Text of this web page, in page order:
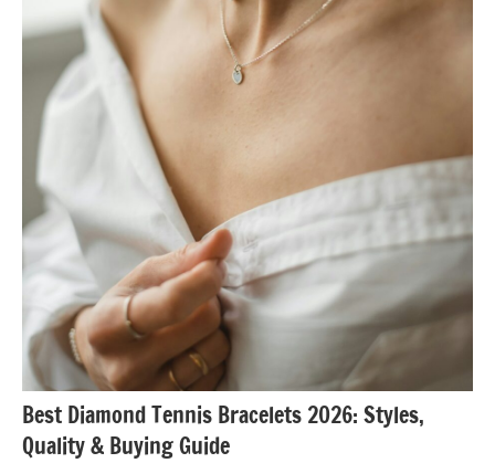
Best Diamond Tennis Bracelets 2026: Styles,
Quality & Buying Guide